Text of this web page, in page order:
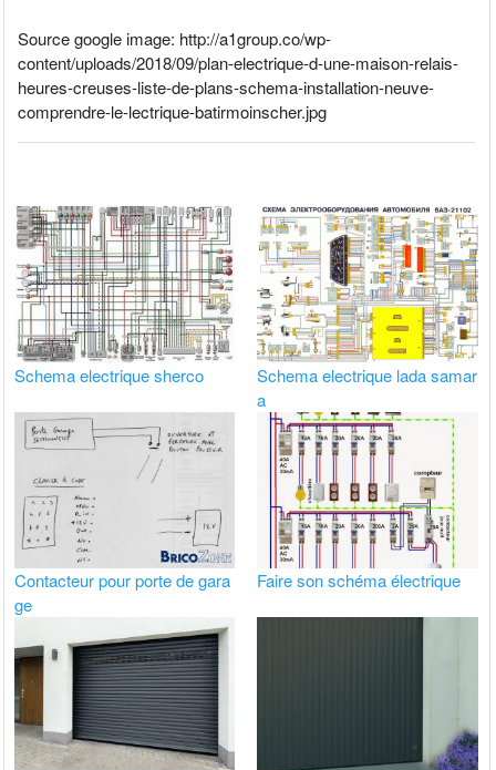
Source google image: http://a1group.co/wp-
content/uploads/2018/09/plan-electrique-d-une-maison-relais-
heures-creuses-liste-de-plans-schema-installation-neuve-
comprendre-le-lectrique-batirmoinscher.jpg
Schema electrique sherco
Schema electrique lada samar
a
Contacteur pour porte de gara
ge
Faire son schéma électrique